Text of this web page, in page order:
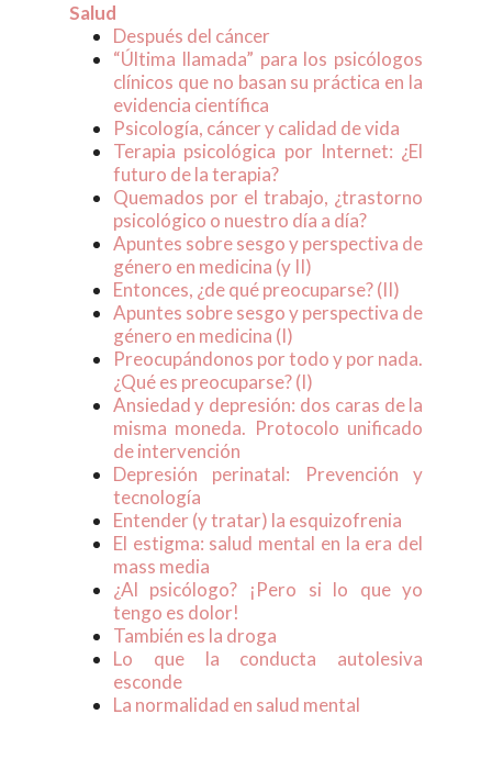
Salud
Después del cáncer
“Última llamada” para los psicólogos
clínicos que no basan su práctica en la
evidencia científica
Psicología, cáncer y calidad de vida
Terapia psicológica por Internet: ¿El
futuro de la terapia?
Quemados por el trabajo, ¿trastorno
psicológico o nuestro día a día?
Apuntes sobre sesgo y perspectiva de
género en medicina (y II)
Entonces, ¿de qué preocuparse? (II)
Apuntes sobre sesgo y perspectiva de
género en medicina (I)
Preocupándonos por todo y por nada.
¿Qué es preocuparse? (I)
Ansiedad y depresión: dos caras de la
misma moneda. Protocolo unificado
de intervención
Depresión perinatal: Prevención y
tecnología
Entender (y tratar) la esquizofrenia
El estigma: salud mental en la era del
mass media
¿Al psicólogo? ¡Pero si lo que yo
tengo es dolor!
También es la droga
Lo que la conducta autolesiva
esconde
La normalidad en salud mental